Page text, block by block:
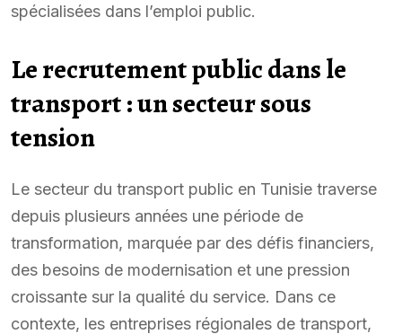
spécialisées dans l’emploi public.
Le recrutement public dans le
transport : un secteur sous
tension
Le secteur du transport public en Tunisie traverse
depuis plusieurs années une période de
transformation, marquée par des défis financiers,
des besoins de modernisation et une pression
croissante sur la qualité du service. Dans ce
contexte, les entreprises régionales de transport,